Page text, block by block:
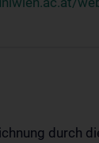
durch